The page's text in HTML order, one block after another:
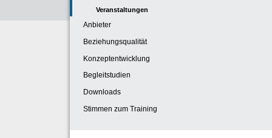
Veranstaltungen
Anbieter
Beziehungsqualität
Konzeptentwicklung
Begleitstudien
Downloads
Stimmen zum Training